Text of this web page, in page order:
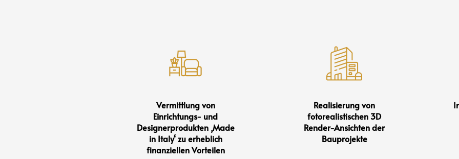
Vermittlung von
Einrichtungs- und
Designerprodukten ‚Made
in Italy‘ zu erheblich
finanziellen Vorteilen
Realisierung von
fotorealistischen 3D
Render-Ansichten der
Bauprojekte